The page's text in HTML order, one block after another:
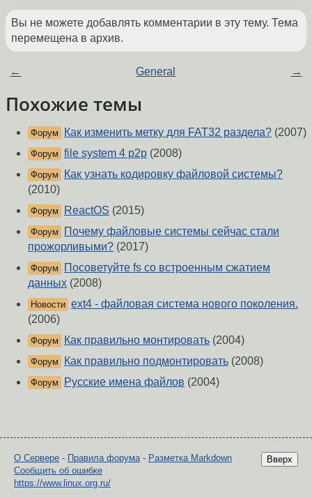
Вы не можете добавлять комментарии в эту тему. Тема
перемещена в архив.
← General →
Похожие темы
Форум Как изменить метку для FAT32 раздела? (2007)
Форум file system 4 p2p (2008)
Форум
Как узнать кодировку файловой системы?
(2010)
Форум ReactOS (2015)
Форум
Почему файловые системы сейчас стали
прожорливыми? (2017)
Форум
Посоветуйте fs со встроенным сжатием
данных (2008)
Новости ext4 - файловая система нового поколения.
(2006)
Форум Как правильно монтировать (2004)
Форум Как правильно подмонтировать (2008)
Форум Русские имена файлов (2004)
Вверх
О Сервере - Правила форума- Разметка Markdown
Сообщить об ошибке
https://www.linux.org.ru/